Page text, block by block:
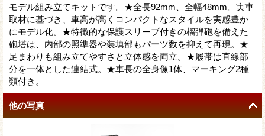
モデル組み立てキットです。★全長92mm、全幅48mm。実車
取材に基づき、車高が高くコンパクトなスタイルを実感豊か
にモデル化。★特徴的な保護スリーブ付きの榴弾砲を備えた
砲塔は、内部の照準器や装填部もパーツ数を抑えて再現。★
足まわりも組み立てやすさと立体感を両立。★履帯は直線部
分を一体とした連結式。★車長の全身像1体、マーキング2種
類付き。
他の写真